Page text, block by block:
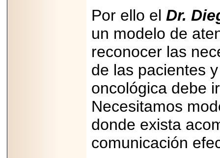
Por ello el Dr.
un modelo de
reconocer las
de las pacientes
oncológica debe
Necesitamos
donde exista
comunicación